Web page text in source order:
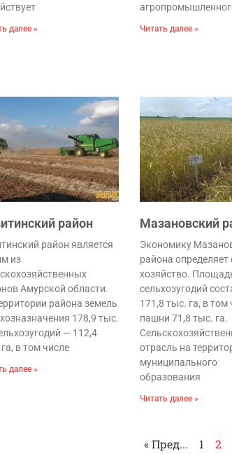
далее » Читать далее »
район
район является
из
Амурской области.
района земель
178,9 тыс.
— 112,4
в том числе
далее »
Мазановский
Экономику
района определяет
хозяйство.
сельхозугодий
171,8 тыс. га, в том
пашни 71,8 тыс. га.
отрасль на
муниципального
образования
Читать далее »
« Пред... 1 2